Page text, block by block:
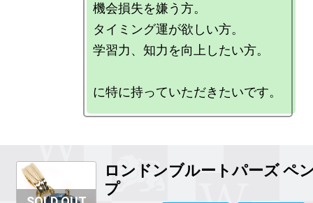
機会損失を嫌う方。
タイミング運が欲しい方。
学習力、知力を向上したい方。
ロンドンブルートパーズ ペ
プ